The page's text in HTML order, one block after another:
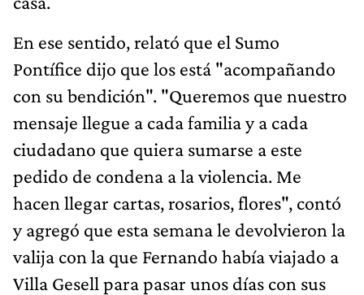
En ese sentido, relató que el Sumo
Pontífice dijo que los está "acompañando
con su bendición". "Queremos que nuestro
mensaje llegue a cada familia y a cada
ciudadano que quiera sumarse a este
pedido de condena a la violencia. Me
hacen llegar cartas, rosarios, flores", contó
y agregó que esta semana le devolvieron la
valija con la que Fernando había viajado a
Villa Gesell para pasar unos días con sus